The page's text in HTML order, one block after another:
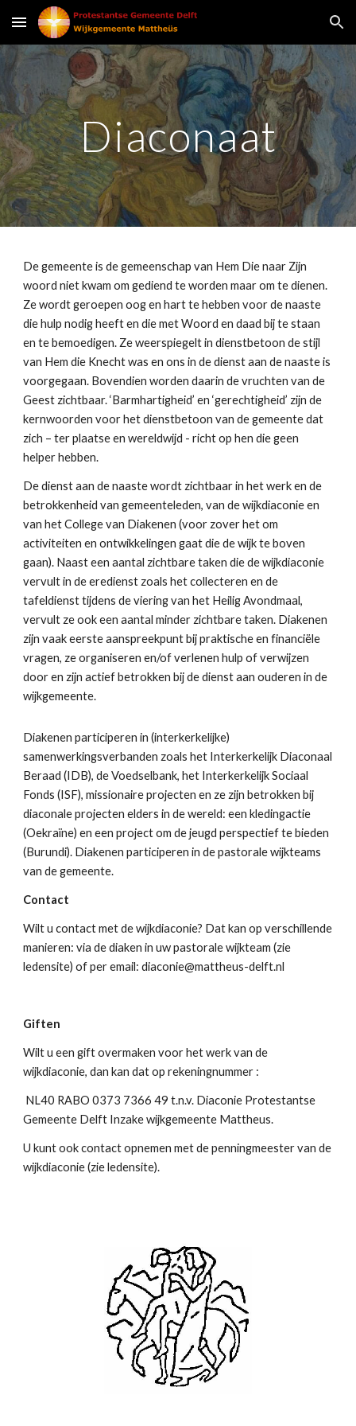
Skip to main content Skip to navigation
Diaconaat
De gemeente is de gemeenschap van Hem Die naar Zijn
woord niet kwam om gediend te worden maar om te dienen.
Ze wordt geroepen oog en hart te hebben voor de naaste
die hulp nodig heeft en die met Woord en daad bij te staan
en te bemoedigen. Ze weerspiegelt in dienstbetoon de stijl
van Hem die Knecht was en ons in de dienst aan de naaste is
voorgegaan. Bovendien worden daarin de vruchten van de
Geest zichtbaar. ‘Barmhartigheid’ en ‘gerechtigheid’ zijn de
kernwoorden voor het dienstbetoon van de gemeente dat
zich – ter plaatse en wereldwijd - richt op hen die geen
helper hebben.
De dienst aan de naaste wordt zichtbaar in het werk en de
betrokkenheid van gemeenteleden, van de wijkdiaconie en
van het College van Diakenen (voor zover het om
activiteiten en ontwikkelingen gaat die de wijk te boven
gaan). Naast een aantal zichtbare taken die de wijkdiaconie
vervult in de eredienst zoals het collecteren en de
tafeldienst tijdens de viering van het Heilig Avondmaal,
vervult ze ook een aantal minder zichtbare taken. Diakenen
zijn vaak eerste aanspreekpunt bij praktische en financiële
vragen, ze organiseren en/of verlenen hulp of verwijzen
door en zijn actief betrokken bij de dienst aan ouderen in de
wijkgemeente.
Diakenen participeren in (interkerkelijke)
samenwerkingsverbanden zoals het Interkerkelijk Diaconaal
Beraad (IDB), de Voedselbank, het Interkerkelijk Sociaal
Fonds (ISF), missionaire projecten en ze zijn betrokken bij
diaconale projecten elders in de wereld: een kledingactie
(Oekraïne) en een project om de jeugd perspectief te bieden
(Burundi). Diakenen participeren in de pastorale wijkteams
van de gemeente.
Contact
Wilt u contact met de wijkdiaconie? Dat kan op verschillende
manieren: via de diaken in uw pastorale wijkteam (zie
ledensite) of per email: diaconie@mattheus-delft.nl
Giften
Wilt u een gift overmaken voor het werk van de
wijkdiaconie, dan kan dat op rekeningnummer :
Gemeente Delft Inzake wijkgemeente Mattheus.
U kunt ook contact opnemen met de penningmeester van de
wijkdiaconie (zie ledensite).